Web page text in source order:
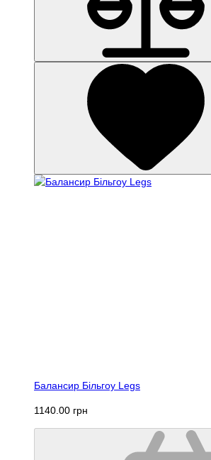
Балансир Більгоу Legs
1140.00 грн